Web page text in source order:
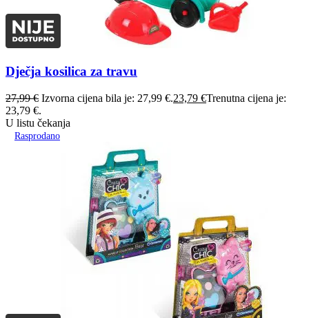
Dječja kosilica za travu
27,99€ Izvorna cijena bila je: 27,99 €.23,79 €Trenutna cijena je:
23,79 €.
U listu čekanja
Rasprodano